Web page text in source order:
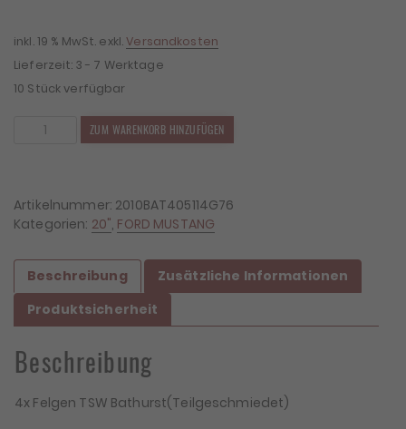
inkl. 19 % MwSt. exkl.Versandkosten
Lieferzeit: 3 - 7 Werktage
10 Stück verfügbar
10x20
ET40
5x114,3(Rotary
Forged)
Menge
ZUM WARENKORB HINZUFÜGEN
Artikelnummer: 2010BAT405114G76
Kategorien: 20", FORD MUSTANG
Beschreibung
Zusätzliche Informationen
Produktsicherheit
Beschreibung
4x Felgen TSW Bathurst(Teilgeschmiedet)